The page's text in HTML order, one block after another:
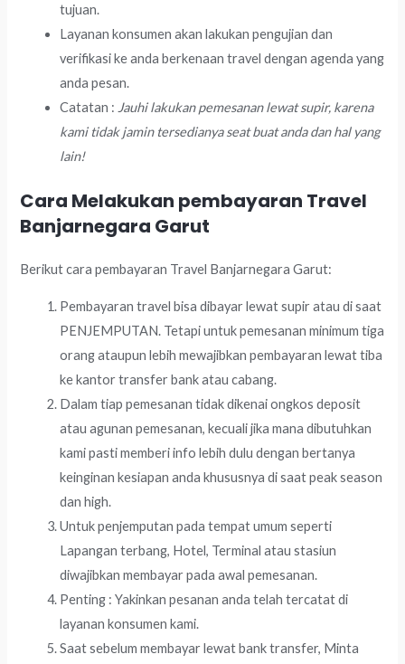
tujuan.
Layanan konsumen akan lakukan pengujian dan
verifikasi ke anda berkenaan travel dengan agenda yang
anda pesan.
Catatan : Jauhi lakukan pemesanan lewat supir, karena
kami tidak jamin tersedianya seat buat anda dan hal yang
lain!
Cara Melakukan pembayaran Travel
Banjarnegara Garut
Berikut cara pembayaran Travel Banjarnegara Garut:
Pembayaran travel bisa dibayar lewat supir atau di saat
PENJEMPUTAN. Tetapi untuk pemesanan minimum tiga
orang ataupun lebih mewajibkan pembayaran lewat tiba
ke kantor transfer bank atau cabang.
Dalam tiap pemesanan tidak dikenai ongkos deposit
atau agunan pemesanan, kecuali jika mana dibutuhkan
kami pasti memberi info lebih dulu dengan bertanya
keinginan kesiapan anda khususnya di saat peak season
dan high.
Untuk penjemputan pada tempat umum seperti
Lapangan terbang, Hotel, Terminal atau stasiun
diwajibkan membayar pada awal pemesanan.
Penting : Yakinkan pesanan anda telah tercatat di
layanan konsumen kami.
Saat sebelum membayar lewat bank transfer, Minta